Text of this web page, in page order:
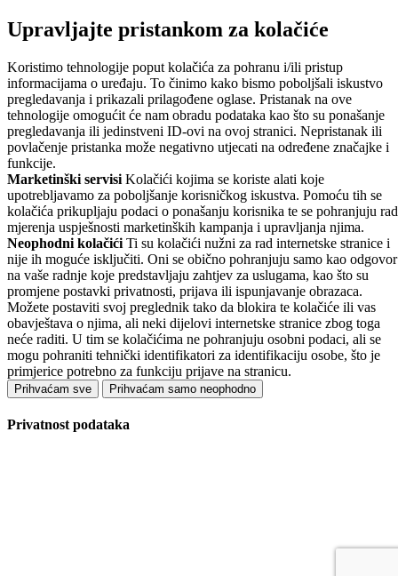
Upravljajte pristankom za kolačiće
Koristimo tehnologije poput kolačića za pohranu i/ili pristup
informacijama o uređaju. To činimo kako bismo poboljšali iskustvo
pregledavanja i prikazali prilagođene oglase. Pristanak na ove
tehnologije omogućit će nam obradu podataka kao što su ponašanje
pregledavanja ili jedinstveni ID-ovi na ovoj stranici. Nepristanak ili
povlačenje pristanka može negativno utjecati na određene značajke i
funkcije.
Marketinški servisi Kolačići kojima se koriste alati koje
upotrebljavamo za poboljšanje korisničkog iskustva. Pomoću tih se
kolačića prikupljaju podaci o ponašanju korisnika te se pohranjuju
mjerenja uspješnosti marketinških kampanja i upravljanja njima.
Neophodni kolačići Ti su kolačići nužni za rad internetske stranice i
nije ih moguće isključiti. Oni se obično pohranjuju samo kao odgovor
na vaše radnje koje predstavljaju zahtjev za uslugama, kao što su
promjene postavki privatnosti, prijava ili ispunjavanje obrazaca.
Možete postaviti svoj preglednik tako da blokira te kolačiće ili vas
obavještava o njima, ali neki dijelovi internetske stranice zbog toga
neće raditi. U tim se kolačićima ne pohranjuju osobni podaci, ali se
mogu pohraniti tehnički identifikatori za identifikaciju osobe, što je
primjerice potrebno za funkciju prijave na stranicu.
Prihvaćam sve Prihvaćam samo neophodno
Privatnost podataka